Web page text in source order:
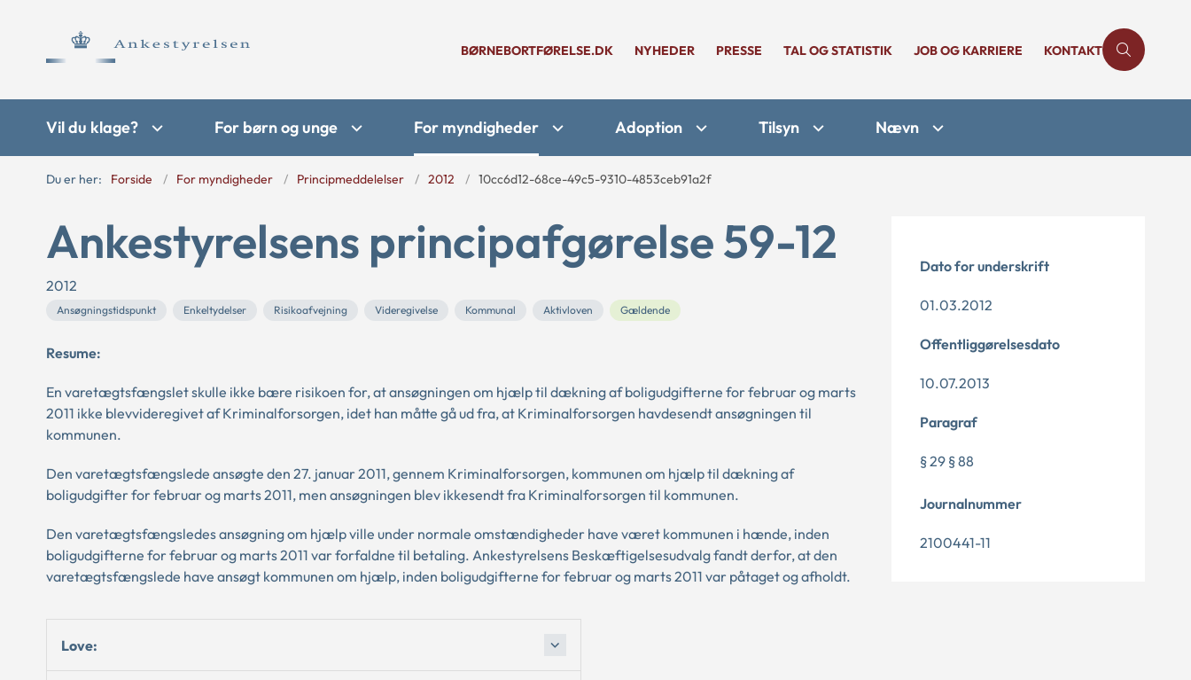
BØRNEBORTFØRELSE.DK NYHEDER PRESSE TAL OG STATISTIK JOB OG KARRIERE KONTAKT
Vil du klage? For børn og unge For myndigheder Adoption Tilsyn Nævn
Du er her: Forside For myndigheder Principmeddelelser 2012 10cc6d12-68ce-49c5-9310-4853ceb91a2f
Ankestyrelsens principafgørelse 59-12
2012
Ansøgningstidspunkt Enkeltydelser Risikoafvejning Videregivelse Kommunal Aktivloven Gældende
Resume:
En varetægtsfængslet skulle ikke bære risikoen for, at ansøgningen om hjælp til dækning af boligudgifterne for februar og marts
2011 ikke blevvideregivet af Kriminalforsorgen, idet han måtte gå ud fra, at Kriminalforsorgen havdesendt ansøgningen til
kommunen.
Den varetægtsfængslede ansøgte den 27. januar 2011, gennem Kriminalforsorgen, kommunen om hjælp til dækning af
boligudgifter for februar og marts 2011, men ansøgningen blev ikkesendt fra Kriminalforsorgen til kommunen.
Den varetægtsfængsledes ansøgning om hjælp ville under normale omstændigheder have været kommunen i hænde, inden
boligudgifterne for februar og marts 2011 var forfaldne til betaling. Ankestyrelsens Beskæftigelsesudvalg fandt derfor, at den
varetægtsfængslede have ansøgt kommunen om hjælp, inden boligudgifterne for februar og marts 2011 var påtaget og afholdt.
Love:
Dato for underskrift
01.03.2012
Offentliggørelsesdato
10.07.2013
Paragraf
§ 29 § 88
Journalnummer
2100441-11